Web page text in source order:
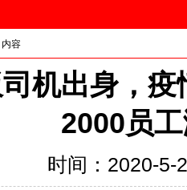
容
机出身，
2000员
时间：2020-5-